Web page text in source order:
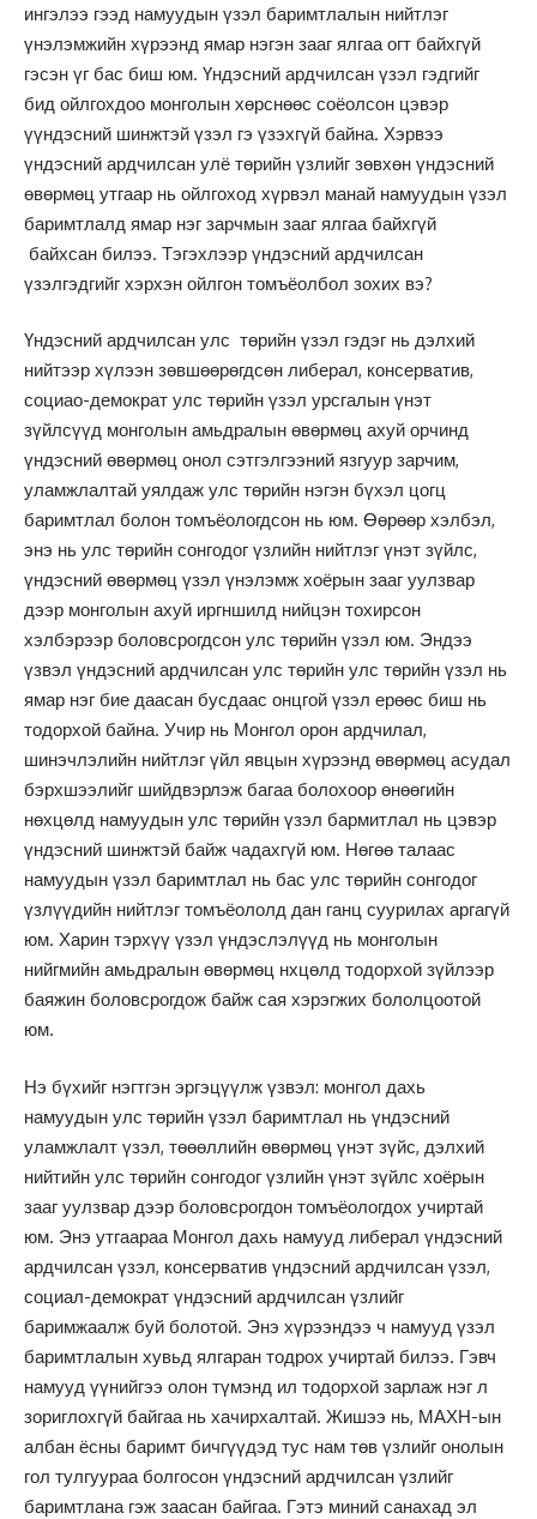
ингэлээ гээд намуудын үзэл баримтлалын нийтлэг
үнэлэмжийн хүрээнд ямар нэгэн зааг ялгаа огт байхгүй
гэсэн үг бас биш юм. Үндэсний ардчилсан үзэл гэдгийг
бид ойлгохдоо монголын хөрснөөс соёолсон цэвэр
үүндэсний шинжтэй үзэл гэ үзэхгүй байна. Хэрвээ
үндэсний ардчилсан улё төрийн үзлийг зөвхөн үндэсний
өвөрмөц утгаар нь ойлгоход хүрвэл манай намуудын үзэл
баримтлалд ямар нэг зарчмын зааг ялгаа байхгүй
байхсан билээ. Тэгэхлээр үндэсний ардчилсан
үзэлгэдгийг хэрхэн ойлгон томъёолбол зохих вэ?
Үндэсний ардчилсан улс төрийн үзэл гэдэг нь дэлхий
нийтээр хүлээн зөвшөөрөгдсөн либерал, консерватив,
социао-демократ улс төрийн үзэл урсгалын үнэт
зүйлсүүд монголын амьдралын өвөрмөц ахуй орчинд
үндэсний өвөрмөц онол сэтгэлгээний язгуур зарчим,
уламжлалтай уялдаж улс төрийн нэгэн бүхэл цогц
баримтлал болон томъёологдсон нь юм. Өөрөөр хэлбэл,
энэ нь улс төрийн сонгодог үзлийн нийтлэг үнэт зүйлс,
үндэсний өвөрмөц үзэл үнэлэмж хоёрын зааг уулзвар
дээр монголын ахуй иргншилд нийцэн тохирсон
хэлбэрээр боловсрогдсон улс төрийн үзэл юм. Эндээ
үзвэл үндэсний ардчилсан улс төрийн улс төрийн үзэл нь
ямар нэг бие даасан бусдаас онцгой үзэл ерөөс биш нь
тодорхой байна. Учир нь Монгол орон ардчилал,
шинэчлэлийн нийтлэг үйл явцын хүрээнд өвөрмөц асудал
бэрхшээлийг шийдвэрлэж багаа болохоор өнөөгийн
нөхцөлд намуудын улс төрийн үзэл бармитлал нь цэвэр
үндэсний шинжтэй байж чадахгүй юм. Нөгөө талаас
намуудын үзэл баримтлал нь бас улс төрийн сонгодог
үзлүүдийн нийтлэг томъёололд дан ганц суурилах аргагүй
юм. Харин тэрхүү үзэл үндэслэлүүд нь монголын
нийгмийн амьдралын өвөрмөц нхцөлд тодорхой зүйлээр
баяжин боловсрогдож байж сая хэрэгжих бололцоотой
юм.
Нэ бүхийг нэгтгэн эргэцүүлж үзвэл: монгол дахь
намуудын улс төрийн үзэл баримтлал нь үндэсний
уламжлалт үзэл, төөөллийн өвөрмөц үнэт зүйс, дэлхий
нийтийн улс төрийн сонгодог үзлийн үнэт зүйлс хоёрын
зааг уулзвар дээр боловсрогдон томъёологдох учиртай
юм. Энэ утгаараа Монгол дахь намууд либерал үндэсний
ардчилсан үзэл, консерватив үндэсний ардчилсан үзэл,
социал-демократ үндэсний ардчилсан үзлийг
баримжаалж буй болотой. Энэ хүрээндээ ч намууд үзэл
баримтлалын хувьд ялгаран тодрох учиртай билээ. Гэвч
намууд үүнийгээ олон түмэнд ил тодорхой зарлаж нэг л
зориглохгүй байгаа нь хачирхалтай. Жишээ нь, МАХН-ын
албан ёсны баримт бичгүүдэд тус нам төв үзлийг онолын
гол тулгуураа болгосон үндэсний ардчилсан үзлийг
баримтлана гэж заасан байгаа. Гэтэ миний санахад эл